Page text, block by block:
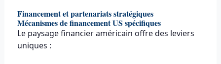
Financement et partenariats stratégiques
Mécanismes de financement US spécifiques
Le paysage financier américain offre des leviers
uniques :